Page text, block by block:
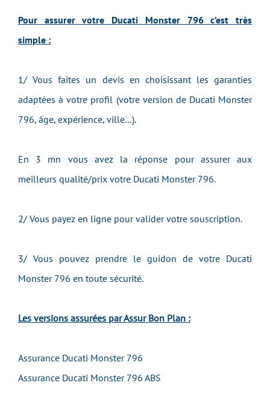
Pour assurer votre Ducati Monster 796 c’est très
simple :
1/ Vous faites un devis en choisissant les garanties
adaptées à votre profil (votre version de Ducati Monster
796, âge, expérience, ville…).
En 3 mn vous avez la réponse pour assurer aux
meilleurs qualité/prix votre Ducati Monster 796.
2/ Vous payez en ligne pour valider votre souscription.
3/ Vous pouvez prendre le guidon de votre Ducati
Monster 796 en toute sécurité.
Les versions assurées par Assur Bon Plan :
Assurance Ducati Monster 796
Assurance Ducati Monster 796 ABS